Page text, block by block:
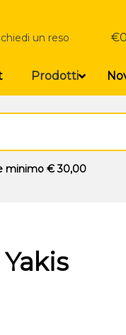
un reso €
Prodotti
minimo € 30,00